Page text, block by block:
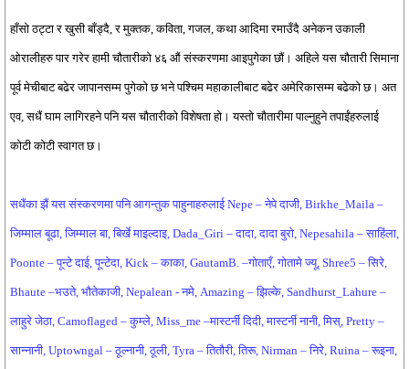
हाँसो ठट्टा र खुसी बाँड्दै, र मुक्तक, कविता, गजल, कथा आदिमा रमाउँदै अनेकन उकाली
ओरालीहरु पार गरेर हामी चौतारीको ४६ औं संस्करणमा आइपुगेका छौं। अहिले यस चौतारी सिमाना
पूर्व मेचीबाट बढेर जापानसम्म पुगेको छ भने पश्चिम महाकालीबाट बढेर अमेरिकासम्म बढेको छ। अत
एव, सधैं घाम लागिरहने पनि यस चौतारीको विशेषता हो। यस्तो चौतारीमा पाल्नुहुने तपाईंहरुलाई
कोटी कोटी स्वागत छ।
सधैंका झैं यस संस्करणमा पनि आगन्तुक पाहुनाहरुलाई Nepe – नेपे दाजी, Birkhe_Maila –
जिम्माल बूढा, जिम्माल बा, बिर्खे माइल्दाइ, Dada_Giri – दादा, दादा बुरो, Nepesahila – साहिंला,
Poonte – पून्टे दाई, पून्टेदा, Kick – काका, GautamB. –गोताएँ, गोतामे ज्यू, Shree5 – सिरे,
Bhaute –भउते, भौतेकाजी, Nepalean - नमे, Amazing – झिल्के, Sandhurst_Lahure –
लाहुरे जेठा, Camoflaged – कुम्ले, Miss_me –मास्टर्नी दिदी, मास्टर्नी नानी, मिस्, Pretty –
सान्नानी, Uptowngal – ठूल्नानी, ठूली, Tyra – तितौरी, तिरू, Nirman – निरे, Ruina – रूइना,